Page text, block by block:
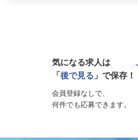
気になる求人は
「後で見る 」で保存！
会員登録なしで、
何件でも応募できます。